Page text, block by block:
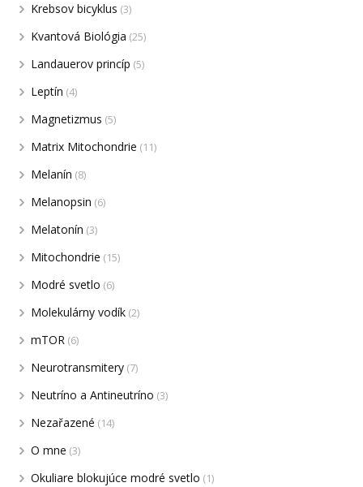
Krebsov bicyklus (3)
Kvantová Biológia (25)
Landauerov princíp (5)
Leptín (4)
Magnetizmus (5)
Matrix Mitochondrie (11)
Melanín (8)
Melanopsin (6)
Melatonín (3)
Mitochondrie (15)
Modré svetlo (6)
Molekulárny vodík (2)
mTOR (6)
Neurotransmitery (7)
Neutríno a Antineutríno (3)
Nezařazené (14)
O mne (3)
Okuliare blokujúce modré svetlo (1)